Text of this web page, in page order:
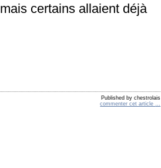
certains allaient déjà
Published by chestrolais
commenter cet article